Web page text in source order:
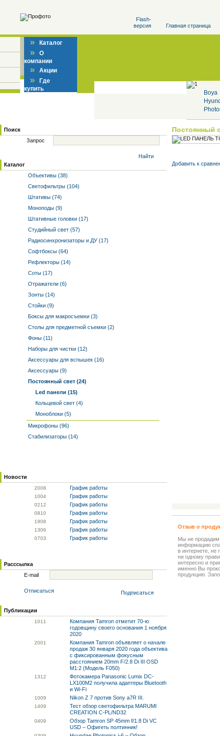
Flash-
версия
Главная страница
» Каталог
» О
компании
» Акции
» Где
купить
Boya
Поиск
Запрос
Найти
Каталог
Объективы (38)
Светофильтры (104)
Штативы (74)
Моноподы (9)
Штативные головки (17)
Студийный свет (57)
Радиосинхронизаторы и ДУ (17)
Софтбоксы (64)
Рефлекторы (14)
Соты (17)
Отражатели (6)
Зонты (14)
Стойки (9)
Боксы для макросъемки (3)
Столы для предметной съемки (2)
Фоны (11)
Наборы для чистки (12)
Аксессуары для вспышек (16)
Аксессуары (9)
Постоянный свет (24)
Led панели (15)
Кольцевой свет (4)
Моноблоки (5)
Микрофоны (96)
Стабилизаторы (14)
Новости
2008 График работы
1004 График работы
0212 График работы
0810 График работы
1908 График работы
1306 График работы
0703 График работы
Расссылка
E-mail
Отписаться Подписаться
Публикации
1011
Компания Tamron отметит 70-ю
годовщину своего основания 1 ноября
2020
2001
Компания Tamron объявляет о начале
продаж 30 января 2020 года объектива
с фиксированным фокусным
расстоянием 20mm F/2.8 Di III OSD
M1:2 (Модель F050)
1312
Фотокамера Panasonic Lumix DC-
LX100M2 получила адаптеры Bluetooth
и Wi-Fi
1009 Nikon Z 7 против Sony a7R III.
1409
Тест обзор светофильтра MARUMI
CREATION C-PL/ND32
0409
Обзор Tamron SP 45mm f/1.8 Di VC
USD – Офигеть полтинник!
Постоянный
Добавить к
Отзыв о
Мы не
информацию
в интернете, не
ни одному
интересно и
именно Вы
продукцию.